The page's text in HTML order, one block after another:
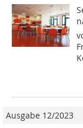
Ausgabe 12/2023